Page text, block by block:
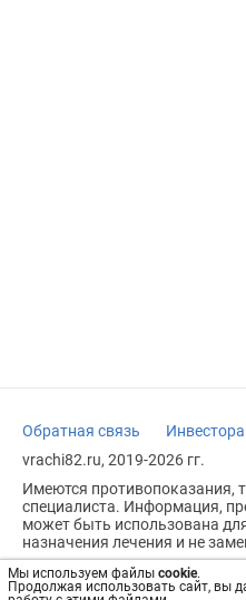
Мы используем файлы cookie.
Продолжая использовать сайт, вы
Обратная связь
vrachi82.ru, 2019-2026 гг.
Имеются противопоказания,
специалиста. Информация,
может быть использована
назначения лечения и не
Возрастное ограничение: 18+